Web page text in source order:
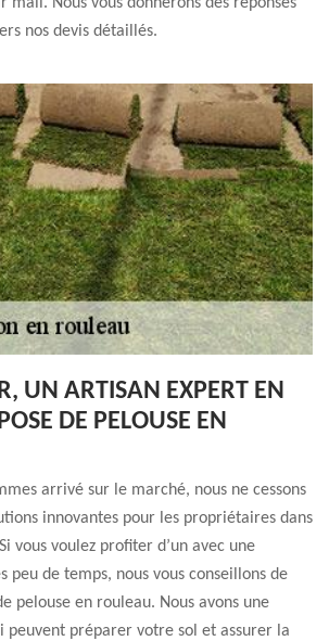
nos devis détaillés.
UN ARTISAN EXPERT EN
DE PELOUSE EN
arrivé sur le marché, nous ne cessons
innovantes pour les propriétaires dans
vous voulez profiter d’un avec une
peu de temps, nous vous conseillons de
pelouse en rouleau. Nous avons une
peuvent préparer votre sol et assurer la